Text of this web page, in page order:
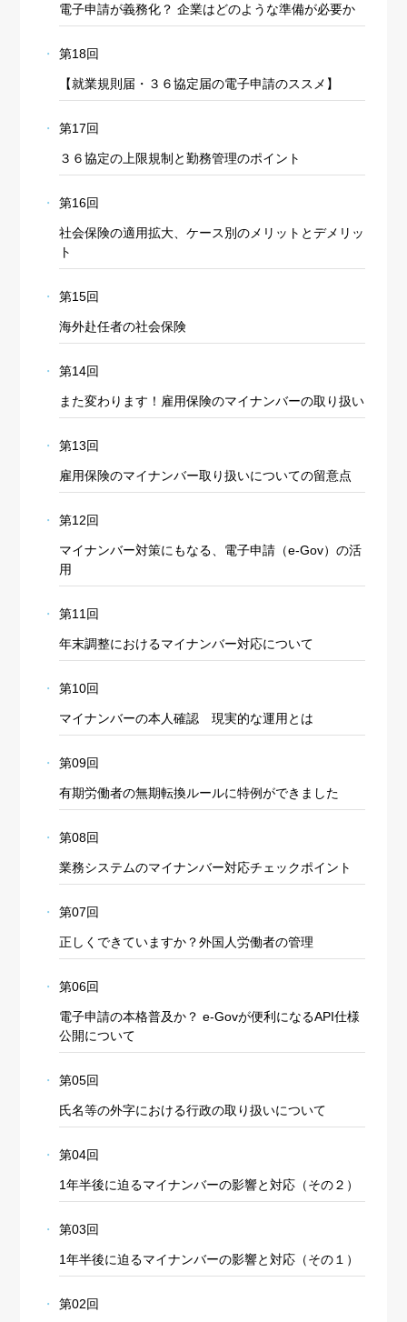
電子申請が義務化？ 企業はどのような準備が必要か
第18回
【就業規則届・３６協定届の電子申請のススメ】
第17回
３６協定の上限規制と勤務管理のポイント
第16回
社会保険の適用拡大、ケース別のメリットとデメリッ
ト
第15回
海外赴任者の社会保険
第14回
また変わります！雇用保険のマイナンバーの取り扱い
第13回
雇用保険のマイナンバー取り扱いについての留意点
第12回
マイナンバー対策にもなる、電子申請（e-Gov）の活
用
第11回
年末調整におけるマイナンバー対応について
第10回
マイナンバーの本人確認 現実的な運用とは
第09回
有期労働者の無期転換ルールに特例ができました
第08回
業務システムのマイナンバー対応チェックポイント
第07回
正しくできていますか？外国人労働者の管理
第06回
電子申請の本格普及か？ e-Govが便利になるAPI仕様
公開について
第05回
氏名等の外字における行政の取り扱いについて
第04回
1年半後に迫るマイナンバーの影響と対応（その２）
第03回
1年半後に迫るマイナンバーの影響と対応（その１）
第02回